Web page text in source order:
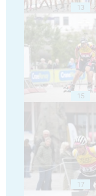
13
15
17